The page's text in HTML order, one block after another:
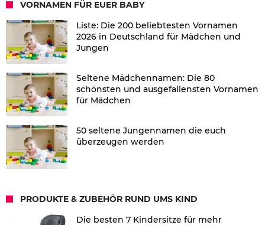
VORNAMEN FÜR EUER BABY
Liste: Die 200 beliebtesten Vornamen
2026 in Deutschland für Mädchen und
Jungen
Seltene Mädchennamen: Die 80
schönsten und ausgefallensten Vornamen
für Mädchen
50 seltene Jungennamen die euch
überzeugen werden
PRODUKTE & ZUBEHÖR RUND UMS KIND
Die besten 7 Kindersitze für mehr